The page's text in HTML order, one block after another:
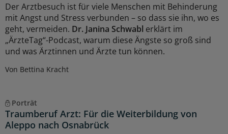
Der Arztbesuch ist für viele Menschen mit Behinderung
mit Angst und Stress verbunden – so dass sie ihn, wo es
geht, vermeiden. Dr. Janina Schwabl erklärt im
„ÄrzteTag“-Podcast, warum diese Ängste so groß sind
und was Ärztinnen und Ärzte tun können.
Von Bettina Kracht
Porträt
Traumberuf Arzt: Für die Weiterbildung von
Aleppo nach Osnabrück